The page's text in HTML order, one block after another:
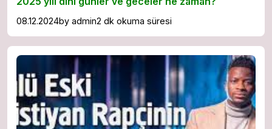
08.12.2024by admin2 dk okuma süresi